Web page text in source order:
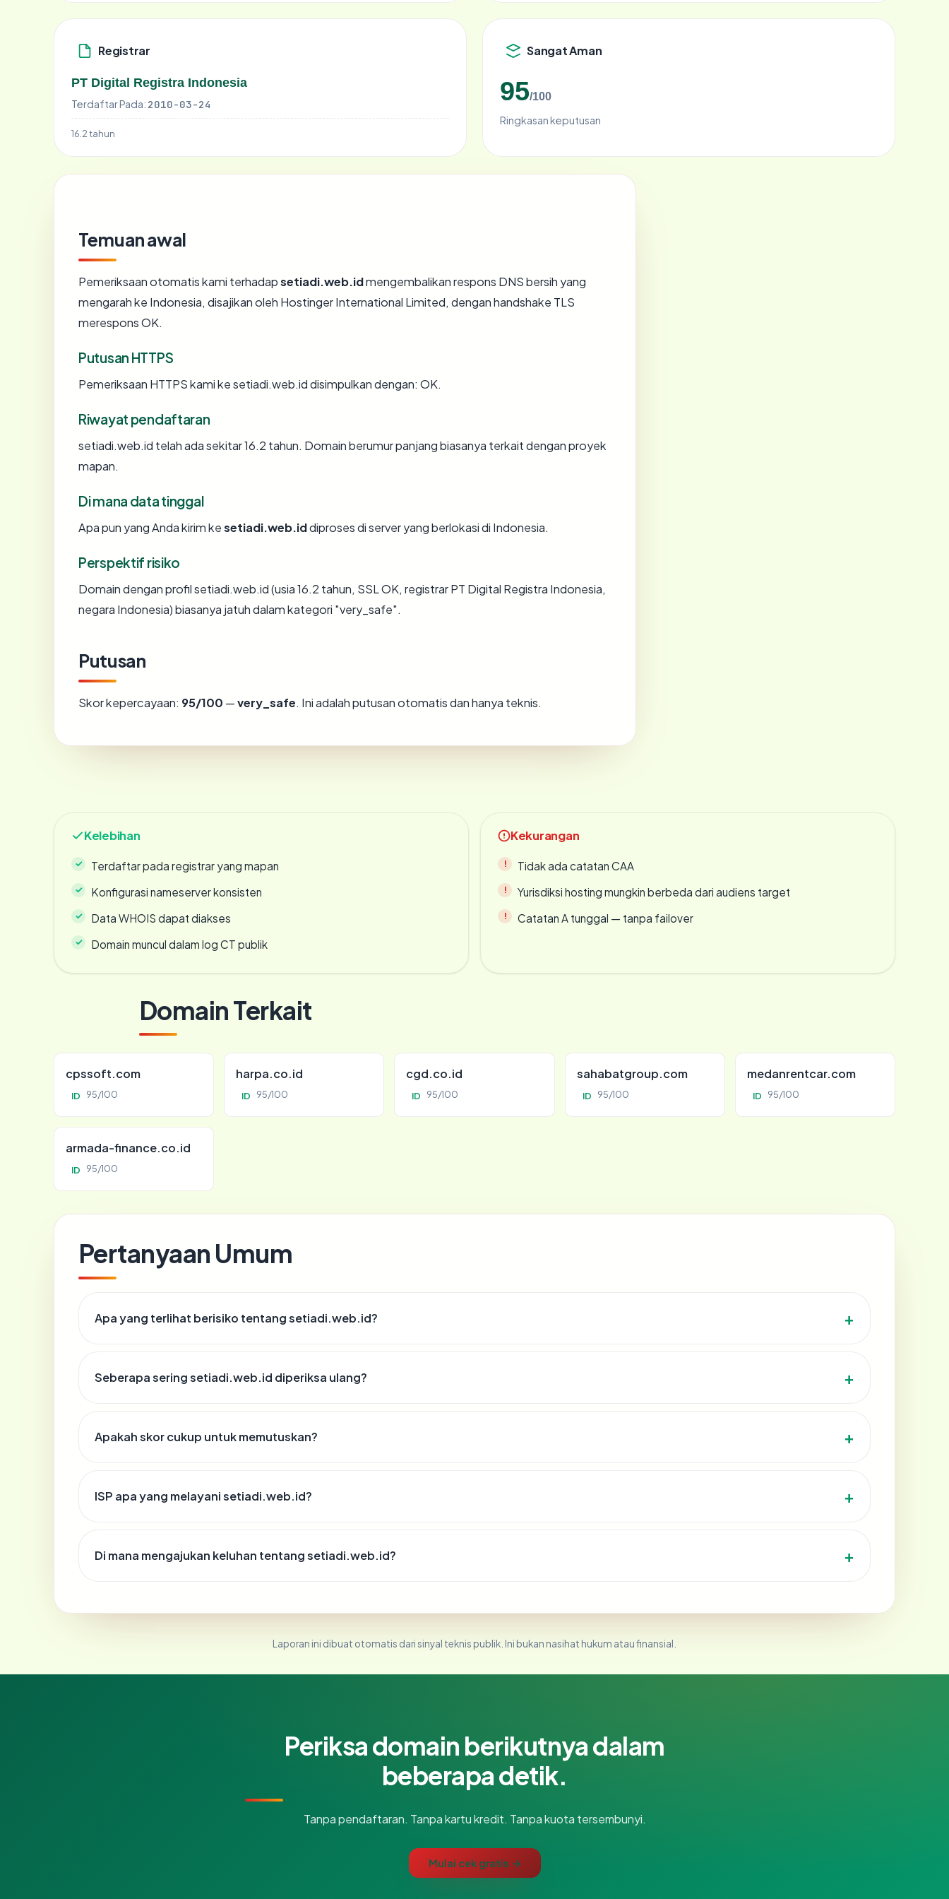
Registrar
PT Digital Registra Indonesia
Terdaftar Pada: 2010-03-24
16.2 tahun
Sangat Aman
95/100
Ringkasan keputusan
Temuan awal
Pemeriksaan otomatis kami terhadapsetiadi.web.idmengembalikan respons DNS bersih yang
mengarah ke Indonesia, disajikan oleh Hostinger International Limited, dengan handshake TLS
merespons OK.
Putusan HTTPS
Pemeriksaan HTTPS kami ke setiadi.web.id disimpulkan dengan: OK.
Riwayat pendaftaran
setiadi.web.id telah ada sekitar 16.2 tahun. Domain berumur panjang biasanya terkait dengan proyek
mapan.
Di mana data tinggal
Apa pun yang Anda kirim kesetiadi.web.iddiproses di server yang berlokasi di Indonesia.
Perspektif risiko
Domain dengan profil setiadi.web.id (usia 16.2 tahun, SSL OK, registrar PT Digital Registra Indonesia,
negara Indonesia) biasanya jatuh dalam kategori "very_safe".
Putusan
Skor kepercayaan: 95/100 —very_safe. Ini adalah putusan otomatis dan hanya teknis.
Kelebihan
Terdaftar pada registrar yang mapan
Konfigurasi nameserver konsisten
Data WHOIS dapat diakses
Domain muncul dalam log CT publik
Kekurangan
Tidak ada catatan CAA
Yurisdiksi hosting mungkin berbeda dari audiens target
Catatan A tunggal — tanpa failover
Domain Terkait
cpssoft.com
ID 95/100
harpa.co.id
ID 95/100
cgd.co.id
ID 95/100
sahabatgroup.com
ID 95/100
medanrentcar.com
ID 95/100
armada-finance.co.id
ID 95/100
Pertanyaan Umum
Apa yang terlihat berisiko tentang setiadi.web.id?
Seberapa sering setiadi.web.id diperiksa ulang?
Apakah skor cukup untuk memutuskan?
ISP apa yang melayani setiadi.web.id?
Di mana mengajukan keluhan tentang setiadi.web.id?
Laporan ini dibuat otomatis dari sinyal teknis publik. Ini bukan nasihat hukum atau finansial.
Periksa domain berikutnya dalam
beberapa detik.
Tanpa pendaftaran. Tanpa kartu kredit. Tanpa kuota tersembunyi.
Mulai cek gratis →